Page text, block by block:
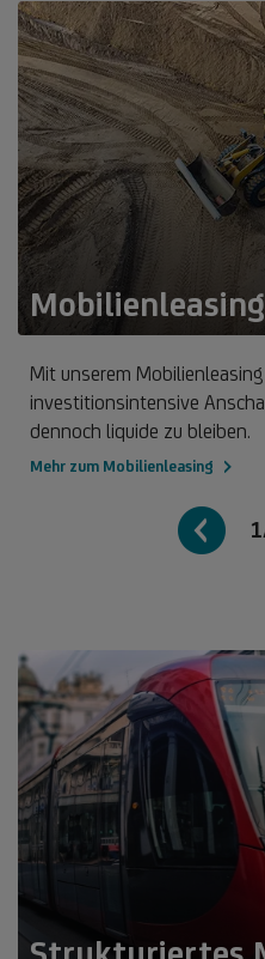
Mobilienleasing
Mit unserem
investitionsintensive
dennoch liquide zu bleiben.
Mehr zum Mobilienleasing